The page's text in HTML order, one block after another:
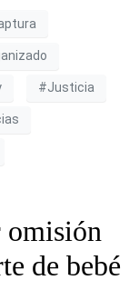
#Justicia
omisión
de bebé